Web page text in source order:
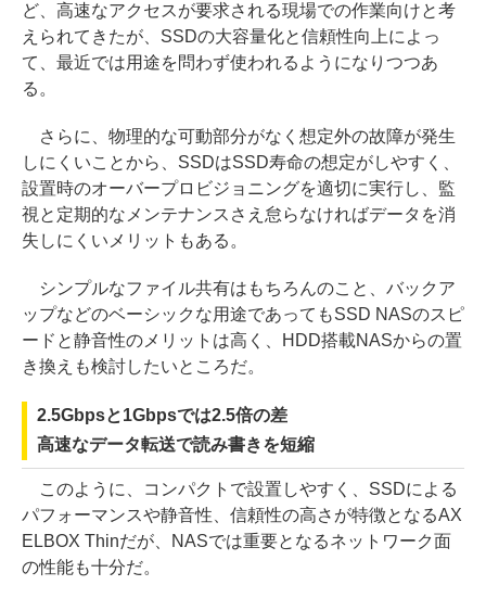
ど、高速なアクセスが要求される現場での作業向けと考
えられてきたが、SSDの大容量化と信頼性向上によっ
て、最近では用途を問わず使われるようになりつつあ
る。
さらに、物理的な可動部分がなく想定外の故障が発生
しにくいことから、SSDはSSD寿命の想定がしやすく、
設置時のオーバープロビジョニングを適切に実行し、監
視と定期的なメンテナンスさえ怠らなければデータを消
失しにくいメリットもある。
シンプルなファイル共有はもちろんのこと、バックア
ップなどのベーシックな用途であってもSSD NASのスピ
ードと静音性のメリットは高く、HDD搭載NASからの置
き換えも検討したいところだ。
2.5Gbpsと1Gbpsでは2.5倍の差
高速なデータ転送で読み書きを短縮
このように、コンパクトで設置しやすく、SSDによる
パフォーマンスや静音性、信頼性の高さが特徴となるAX
ELBOX Thinだが、NASでは重要となるネットワーク面
の性能も十分だ。